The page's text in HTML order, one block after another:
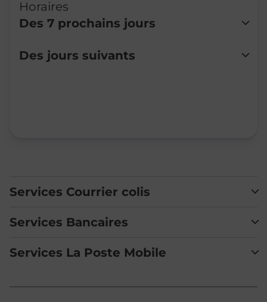
Horaires
Des 7 prochains jours
Lundi
Fermé
Des jours suivants
Services Courrier colis
Services Bancaires
Services La Poste Mobile